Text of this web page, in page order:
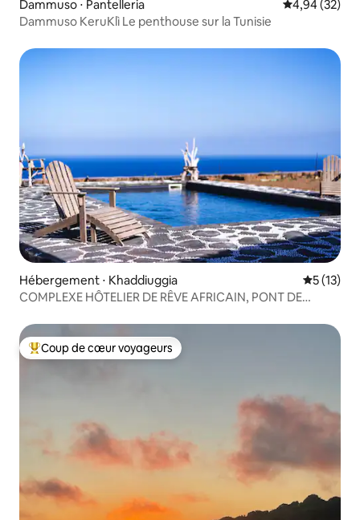
Dammuso ⋅ Pantelleria Évaluation
4,94 (32)
Dammuso KeruKlì Le penthouse sur la Tunisie
Hébergement ⋅ Khaddiuggia
5 (13)
COMPLEXE HÔTELIER DE RÊVE AFRICAIN, PONT DE
Coups de cœur voyageurs les plus appréciés
Coup de cœur voyageurs